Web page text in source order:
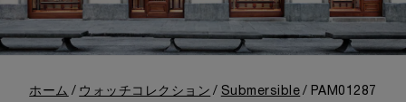
ホーム ウォッチコレクション Submersible PAM01287